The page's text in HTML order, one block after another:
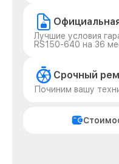
Лучшие условия
RS150-640 на 36
Срочный
Починим вашу